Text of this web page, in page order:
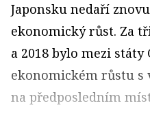
Japonsku nedaří
ekonomický růst. Za
a 2018 bylo mezi
ekonomickém růstu s
na předposledním